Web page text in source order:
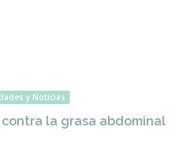
y Noticias
la grasa abdominal